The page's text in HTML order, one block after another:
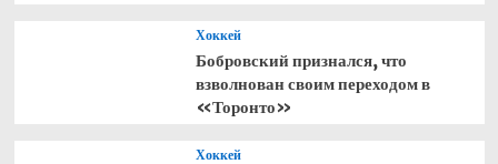
Хоккей
Бобровский признался, что
взволнован своим переходом в
«Торонто»
Хоккей